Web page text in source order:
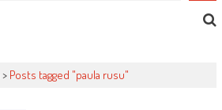
Posts tagged "paula rusu"